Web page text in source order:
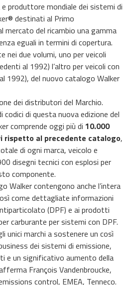
produttore mondiale dei sistemi di
destinati al Primo
mercato del ricambio una gamma
eguali in termini di copertura.
nei due volumi, uno per veicoli
al 1992) l’altro per veicoli con
1992), del nuovo catalogo Walker
dei distributori del Marchio.
codici di questa nuova edizione del
comprende oggi più di 10.000
rispetto al precedente catalogo,
di ogni marca, veicolo e
disegni tecnici con esplosi per
componente.
Walker contengono anche l’intera
come dettagliate informazioni
(DPF) e ai prodotti
carburante per sistemi con DPF.
unici marchi a sostenere un così
dei sistemi di emissione,
e un significativo aumento della
François Vandenbroucke,
control, EMEA, Tenneco.